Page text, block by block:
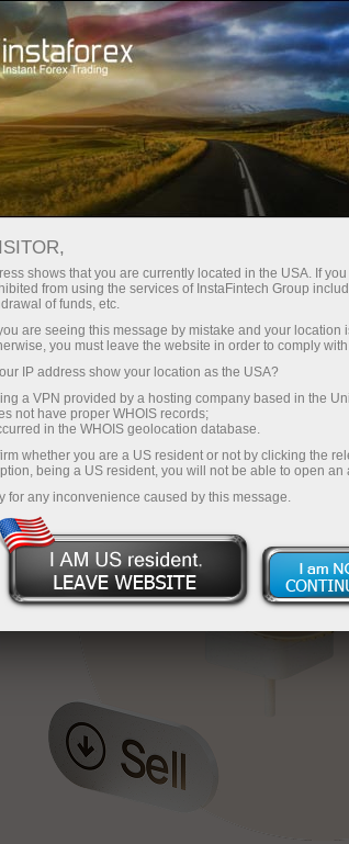
Hisob-varag'ini tez ochish
Endi ish
uchun
Investorlar uchun Hamkorlar
shows that you are currently located in the USA. If
from using the services of InstaFintech Group
of funds, etc.
are seeing this message by mistake and your location
you must leave the website in order to comply
IP address show your location as the USA?
a VPN provided by a hosting company based in the
not have proper WHOIS records;
in the WHOIS geolocation database.
whether you are a US resident or not by clicking the
being a US resident, you will not be able to open an
for any inconvenience caused by this message.